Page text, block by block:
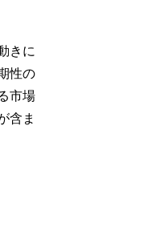
きに
性の
市場
含ま